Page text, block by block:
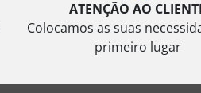
ATENÇÃO AO
Colocamos as suas
primeiro lugar